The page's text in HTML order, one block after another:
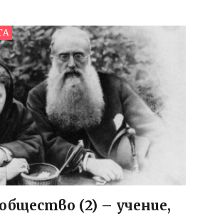
(2) – учение,